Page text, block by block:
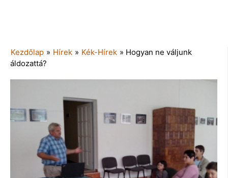
Kezdőlap » Hírek » Kék-Hírek » Hogyan ne váljunk
áldozattá?